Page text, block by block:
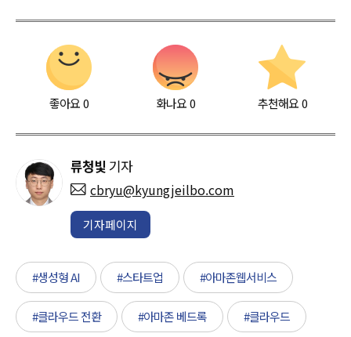
좋아요0 화나요0 추천해요 0
류청빛 기자
cbryu@kyungjeilbo.com
기자페이지
#생성형 AI #스타트업 #아마존웹서비스
#클라우드 전환 #아마존 베드록 #클라우드